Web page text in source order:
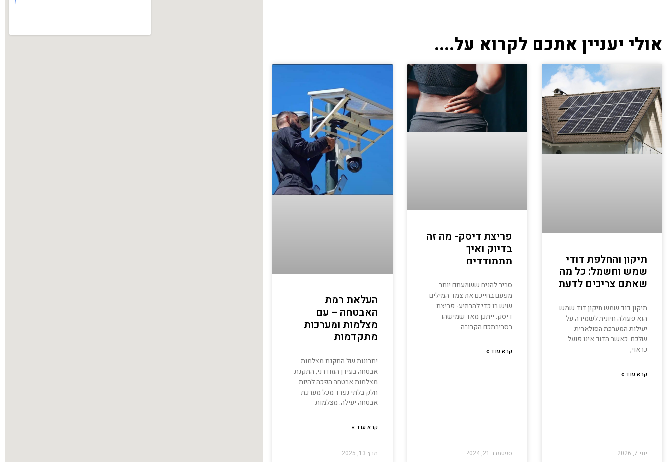
אולי יעניין אתכם לקרוא על....
תיקון והחלפת דודי
שמש וחשמל: כל מה
שאתם צריכים לדעת
תיקון דוד שמש תיקון דוד שמש
הוא פעולה חיונית לשמירה על
יעילות המערכת הסולארית
שלכם. כאשר הדוד אינו פועל
כראוי,
קרא עוד »
יוני 7, 2026
פריצת דיסק- מה זה
בדיוק ואיך
מתמודדים
סביר להניח ששמעתם יותר
מפעם בחייכם את צמד המילים
שיש בו כדי להרתיע- פריצת
דיסק. ייתכן מאד שמישהו
בסביבתכם הקרובה
קרא עוד »
ספטמבר 21, 2024
העלאת רמת
האבטחה – עם
מצלמות ומערכות
מתקדמות
יתרונות של התקנת מצלמות
אבטחה בעידן המודרני, התקנת
מצלמות אבטחה הפכה להיות
חלק בלתי נפרד מכל מערכת
אבטחה יעילה. מצלמות
קרא עוד »
מרץ 13, 2025